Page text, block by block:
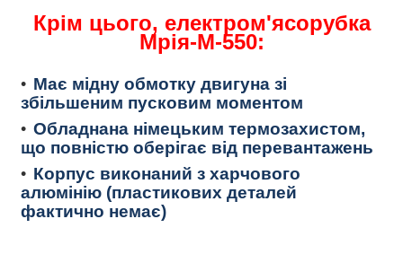
Крім цього, електром'ясорубка
Мрія-М-550:
Має мідну обмотку двигуна зі
збільшеним пусковим моментом
Обладнана німецьким термозахистом,
що повністю оберігає від перевантажень
Корпус виконаний з харчового
алюмінію (пластикових деталей
фактично немає)